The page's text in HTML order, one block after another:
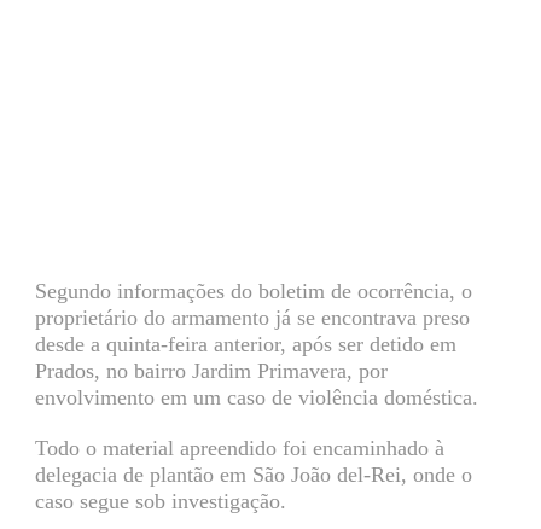
Segundo informações do boletim de ocorrência, o
proprietário do armamento já se encontrava preso
desde a quinta-feira anterior, após ser detido em
Prados, no bairro Jardim Primavera, por
envolvimento em um caso de violência doméstica.
Todo o material apreendido foi encaminhado à
delegacia de plantão em São João del-Rei, onde o
caso segue sob investigação.